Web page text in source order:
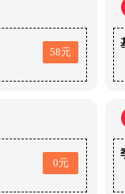
58元
0元